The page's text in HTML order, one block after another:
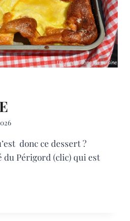
donc ce dessert ?
du Périgord (clic) qui est